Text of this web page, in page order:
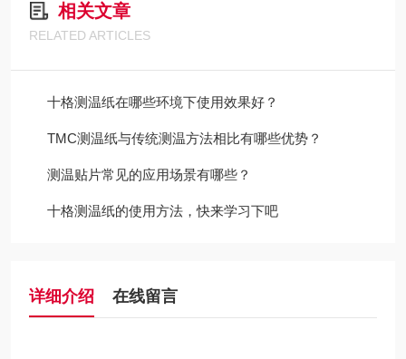
相关文章
RELATED ARTICLES
十格测温纸在哪些环境下使用效果好？
TMC测温纸与传统测温方法相比有哪些优势？
测温贴片常见的应用场景有哪些？
十格测温纸的使用方法，快来学习下吧
详细介绍 在线留言